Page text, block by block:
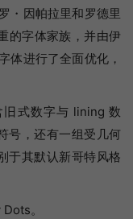
・因帕拉里和罗德里
的字体家族，并由伊
体进行了全面优化，
式数字与 lining 数
号，还有一组受几何
于其默认新哥特风格
。